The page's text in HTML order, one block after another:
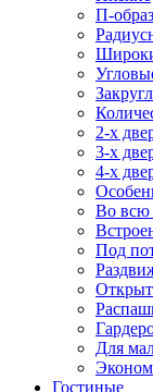
П-
2-х
3-х
4-х
Во всю
Под
Для
Эконом
Гостиные